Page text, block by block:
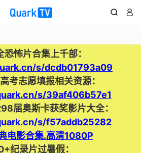
 
恐怖片合集上千部：
s/dcdb01793a09
考志愿填报相关资源：
s/39af406b57e1
届奥斯卡获奖影片大全：
s/f57addb25282
电影合集.高清1080P
纪录片过暑假：